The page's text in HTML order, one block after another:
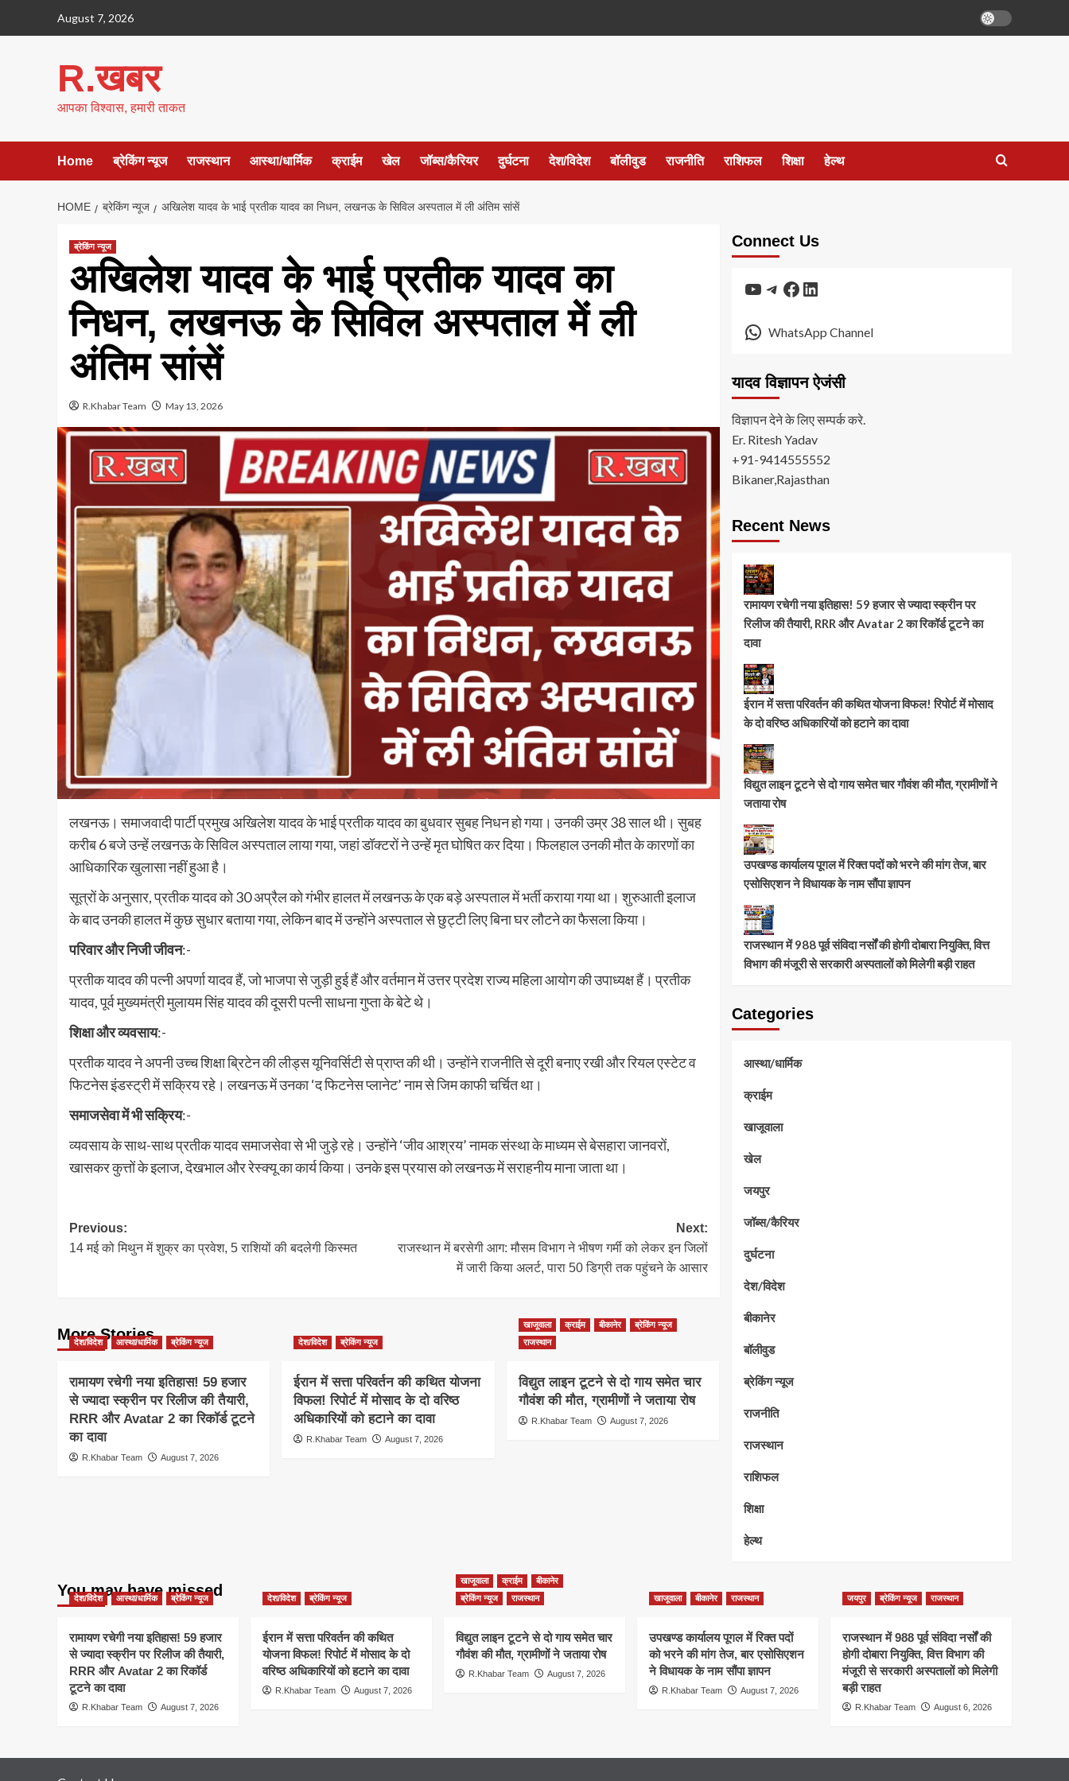
August 7, 2026
R.खबर
आपका विश्वास, हमारी ताकत
Home ब्रेकिंग न्यूज राजस्थान आस्था/धार्मिक क्राईम खेल जॉब्स/कैरियर दुर्घटना देश/विदेश बॉलीवुड राजनीति राशिफल शिक्षा हेल्थ
HOME ब्रेकिंग न्यूज अखिलेश यादव के भाई प्रतीक यादव का निधन, लखनऊ के सिविल अस्पताल में ली अंतिम सांसें
ब्रेकिंग न्यूज
अखिलेश यादव के भाई प्रतीक यादव का
निधन, लखनऊ के सिविल अस्पताल में ली
अंतिम सांसें
R.Khabar Team May 13, 2026
लखनऊ। समाजवादी पार्टी प्रमुख अखिलेश यादव के भाई प्रतीक यादव का बुधवार सुबह निधन हो गया। उनकी उम्र 38 साल थी। सुबह
करीब 6 बजे उन्हें लखनऊ के सिविल अस्पताल लाया गया, जहां डॉक्टरों ने उन्हें मृत घोषित कर दिया। फिलहाल उनकी मौत के कारणों का
आधिकारिक खुलासा नहीं हुआ है।
सूत्रों के अनुसार, प्रतीक यादव को 30 अप्रैल को गंभीर हालत में लखनऊ के एक बड़े अस्पताल में भर्ती कराया गया था। शुरुआती इलाज
के बाद उनकी हालत में कुछ सुधार बताया गया, लेकिन बाद में उन्होंने अस्पताल से छुट्टी लिए बिना घर लौटने का फैसला किया।
परिवार और निजी जीवन:-
प्रतीक यादव की पत्नी अपर्णा यादव हैं, जो भाजपा से जुड़ी हुई हैं और वर्तमान में उत्तर प्रदेश राज्य महिला आयोग की उपाध्यक्ष हैं। प्रतीक
यादव, पूर्व मुख्यमंत्री मुलायम सिंह यादव की दूसरी पत्नी साधना गुप्ता के बेटे थे।
शिक्षा और व्यवसाय:-
प्रतीक यादव ने अपनी उच्च शिक्षा ब्रिटेन की लीड्स यूनिवर्सिटी से प्राप्त की थी। उन्होंने राजनीति से दूरी बनाए रखी और रियल एस्टेट व
फिटनेस इंडस्ट्री में सक्रिय रहे। लखनऊ में उनका ‘द फिटनेस प्लानेट’ नाम से जिम काफी चर्चित था।
समाजसेवा में भी सक्रिय:-
व्यवसाय के साथ-साथ प्रतीक यादव समाजसेवा से भी जुड़े रहे। उन्होंने ‘जीव आश्रय’ नामक संस्था के माध्यम से बेसहारा जानवरों,
खासकर कुत्तों के इलाज, देखभाल और रेस्क्यू का कार्य किया। उनके इस प्रयास को लखनऊ में सराहनीय माना जाता था।
Post
navigation
Previous:
14 मई को मिथुन में शुक्र का प्रवेश, 5 राशियों की बदलेगी किस्मत
Next:
राजस्थान में बरसेगी आग: मौसम विभाग ने भीषण गर्मी को लेकर इन जिलों
में जारी किया अलर्ट, पारा 50 डिग्री तक पहुंचने के आसार
More Stories
देश/विदेश आस्था/धार्मिक ब्रेकिंग न्यूज
रामायण रचेगी नया इतिहास! 59 हजार
से ज्यादा स्क्रीन पर रिलीज की तैयारी,
RRR और Avatar 2 का रिकॉर्ड टूटने
का दावा
R.Khabar Team August 7, 2026
देश/विदेश ब्रेकिंग न्यूज
ईरान में सत्ता परिवर्तन की कथित योजना
विफल! रिपोर्ट में मोसाद के दो वरिष्ठ
अधिकारियों को हटाने का दावा
R.Khabar Team August 7, 2026
खाजूवाला क्राईम बीकानेर
ब्रेकिंग न्यूज
राजस्थान
विद्युत लाइन टूटने से दो गाय समेत चार
गौवंश की मौत, ग्रामीणों ने जताया रोष
R.Khabar Team August 7, 2026
Connect Us
YouTube
Telegram
Facebook
LinkedIn
WhatsApp Channel
यादव विज्ञापन ऐजंसी
विज्ञापन देने के लिए सम्पर्क करे.
Er. Ritesh Yadav
+91-9414555552
Bikaner,Rajasthan
Recent News
रामायण रचेगी नया इतिहास! 59 हजार से ज्यादा स्क्रीन पर
रिलीज की तैयारी, RRR और Avatar 2 का रिकॉर्ड टूटने का
दावा
ईरान में सत्ता परिवर्तन की कथित योजना विफल! रिपोर्ट में मोसाद
के दो वरिष्ठ अधिकारियों को हटाने का दावा
विद्युत लाइन टूटने से दो गाय समेत चार गौवंश की मौत, ग्रामीणों ने
जताया रोष
उपखण्ड कार्यालय पूगल में रिक्त पदों को भरने की मांग तेज, बार
एसोसिएशन ने विधायक के नाम सौंपा ज्ञापन
राजस्थान में 988 पूर्व संविदा नर्सों की होगी दोबारा नियुक्ति, वित्त
विभाग की मंजूरी से सरकारी अस्पतालों को मिलेगी बड़ी राहत
Categories
आस्था/धार्मिक
क्राईम
खाजूवाला
खेल
जयपुर
जॉब्स/कैरियर
दुर्घटना
देश/विदेश
बीकानेर
बॉलीवुड
ब्रेकिंग न्यूज
राजनीति
राजस्थान
राशिफल
शिक्षा
हेल्थ
You may have missed
देश/विदेश आस्था/धार्मिक ब्रेकिंग न्यूज
रामायण रचेगी नया इतिहास! 59 हजार
से ज्यादा स्क्रीन पर रिलीज की तैयारी,
RRR और Avatar 2 का रिकॉर्ड
टूटने का दावा
R.Khabar Team August 7, 2026
देश/विदेश ब्रेकिंग न्यूज
ईरान में सत्ता परिवर्तन की कथित
योजना विफल! रिपोर्ट में मोसाद के दो
वरिष्ठ अधिकारियों को हटाने का दावा
R.Khabar Team August 7, 2026
खाजूवाला क्राईम
बीकानेर
ब्रेकिंग न्यूज
राजस्थान
विद्युत लाइन टूटने से दो गाय समेत चार
गौवंश की मौत, ग्रामीणों ने जताया रोष
R.Khabar Team August 7, 2026
खाजूवाला बीकानेर राजस्थान
उपखण्ड कार्यालय पूगल में रिक्त पदों
को भरने की मांग तेज, बार एसोसिएशन
ने विधायक के नाम सौंपा ज्ञापन
R.Khabar Team August 7, 2026
जयपुर ब्रेकिंग न्यूज राजस्थान
राजस्थान में 988 पूर्व संविदा नर्सों की
होगी दोबारा नियुक्ति, वित्त विभाग की
मंजूरी से सरकारी अस्पतालों को मिलेगी
बड़ी राहत
R.Khabar Team August 6, 2026